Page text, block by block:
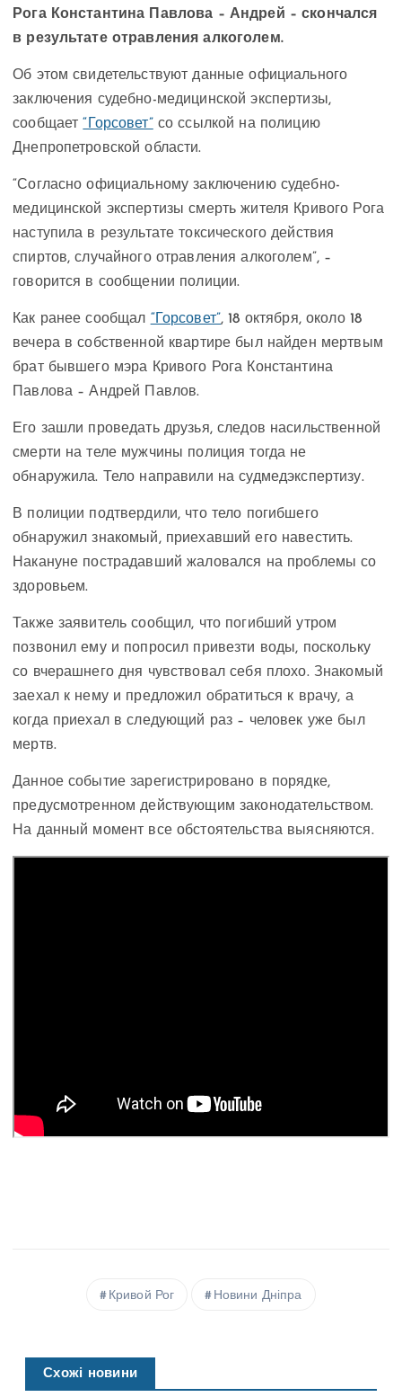
Рога Константина Павлова – Андрей – скончался
в результате отравления алкоголем.
Об этом свидетельствуют данные официального
заключения судебно-медицинской экспертизы,
сообщает“Горсовет” со ссылкой на полицию
Днепропетровской области.
“Согласно официальному заключению судебно-
медицинской экспертизы смерть жителя Кривого Рога
наступила в результате токсического действия
спиртов, случайного отравления алкоголем”, –
говорится в сообщении полиции.
Как ранее сообщал “Горсовет”, 18 октября, около 18
вечера в собственной квартире был найден мертвым
брат бывшего мэра Кривого Рога Константина
Павлова – Андрей Павлов.
Его зашли проведать друзья, следов насильственной
смерти на теле мужчины полиция тогда не
обнаружила. Тело направили на судмедэкспертизу.
В полиции подтвердили, что тело погибшего
обнаружил знакомый, приехавший его навестить.
Накануне пострадавший жаловался на проблемы со
здоровьем.
Также заявитель сообщил, что погибший утром
позвонил ему и попросил привезти воды, поскольку
со вчерашнего дня чувствовал себя плохо. Знакомый
заехал к нему и предложил обратиться к врачу, а
когда приехал в следующий раз – человек уже был
мертв.
Данное событие зарегистрировано в порядке,
предусмотренном действующим законодательством.
На данный момент все обстоятельства выясняются.
Кривой Рог Новини Дніпра
Схожі новини